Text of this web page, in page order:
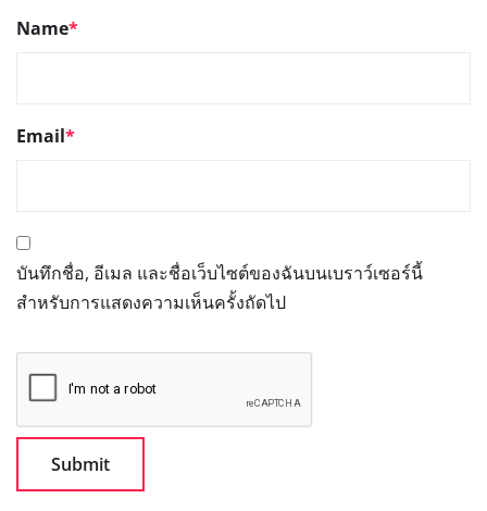
Name*
Email*
บันทึกชื่อ, อีเมล และชื่อเว็บไซต์ของฉันบนเบราว์เซอร์นี้
สำหรับการแสดงความเห็นครั้งถัดไป